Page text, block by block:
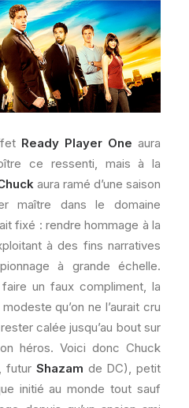
Ready Player One aura
ce ressenti, mais à la
aura ramé d’une saison
maître dans le domaine
fixé : rendre hommage à la
à des fins narratives
à grande échelle.
faire un faux compliment, la
qu’on ne l’aurait cru
calée jusqu’au bout sur
héros. Voici donc Chuck
futur Shazam de DC), petit
initié au monde tout sauf